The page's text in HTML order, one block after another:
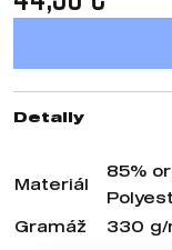
Detaily
Materiál
85%
Gramáž
330 g/